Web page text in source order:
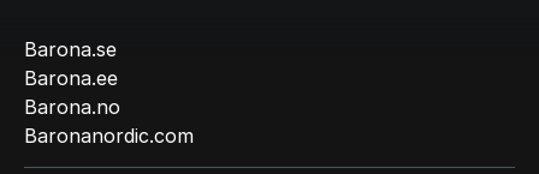
Barona.se
Barona.ee
Barona.no
Baronanordic.com